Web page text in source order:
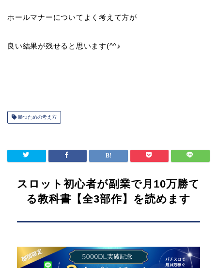
ホールマナーについてよく考えて方が
良い結果が残せると思います(^^♪
勝つための考え方
スロット初心者が副業で月10万勝て
る教科書【全3部作】を読めます